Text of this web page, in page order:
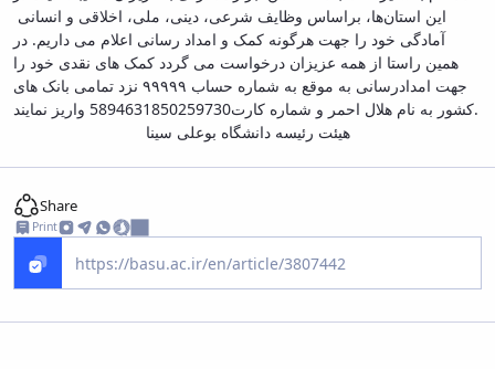
این استان‌ها، براساس وظایف شرعی، دینی، ملی، اخلاقی و انسانی
آمادگی خود را جهت هرگونه کمک و امداد رسانی اعلام می داریم. در
همین راستا از همه عزیزان درخواست می گردد کمک های نقدی خود را
جهت امدادرسانی به موقع به شماره حساب ۹۹۹۹۹ نزد تمامی بانک های
کشور به نام هلال احمر و شماره کارت5894631850259730 واریز نمایند.
هیئت رئیسه دانشگاه بوعلی سینا
Share
Print